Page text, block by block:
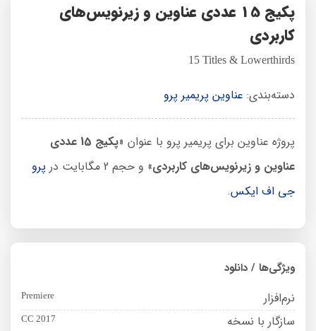
پکیج 15 عددی عناوین و زیرنویس‌های
کاربردی
15 Titles & Lowerthirds
دسته‌بندی: عناوین پریمیر پرو
پروژه عناوین برای پریمیر پرو با عنوان «
پکیج 15 عددی
عناوین و زیرنویس‌های کاربردی» و حجم 2 مگابایت در
پرو
جی اف ایکس.
ویژگی‌ها / دانلود
نرم‌افزار Premiere
سازگار با نسخه CC 2017